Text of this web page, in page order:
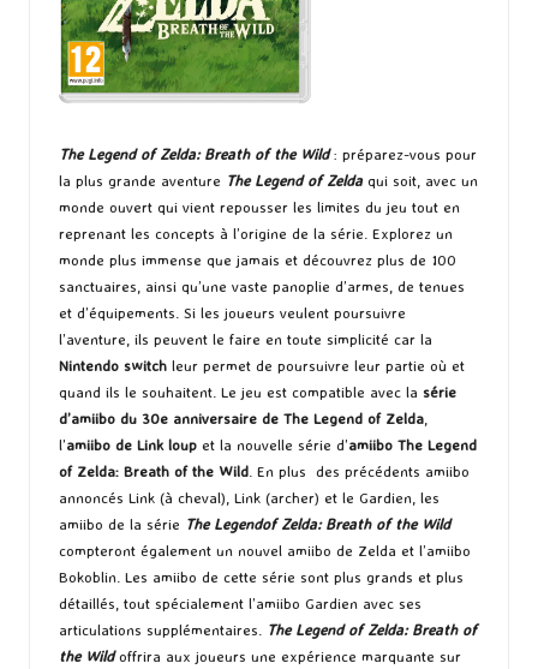
The Legend of Zelda: Breath of the Wild: préparez-vous pour
la plus grande aventure The Legend of Zelda qui soit, avec un
monde ouvert qui vient repousser les limites du jeu tout en
reprenant les concepts à l’origine de la série. Explorez un
monde plus immense que jamais et découvrez plus de 100
sanctuaires, ainsi qu’une vaste panoplie d’armes, de tenues
et d’équipements. Si les joueurs veulent poursuivre
l’aventure, ils peuvent le faire en toute simplicité car la
Nintendo switch leur permet de poursuivre leur partie où et
quand ils le souhaitent. Le jeu est compatible avec la série
d’amiibo du 30e anniversaire de The Legend of Zelda,
l’amiibo de Link loup et la nouvelle série d’amiibo The Legend
of Zelda: Breath of the Wild. En plus des précédents amiibo
annoncés Link (à cheval), Link (archer) et le Gardien, les
amiibo de la série The Legendof Zelda: Breath of the Wild
compteront également un nouvel amiibo de Zelda et l’amiibo
Bokoblin. Les amiibo de cette série sont plus grands et plus
détaillés, tout spécialement l’amiibo Gardien avec ses
articulations supplémentaires. The Legend of Zelda: Breath of
the Wildoffrira aux joueurs une expérience marquante sur